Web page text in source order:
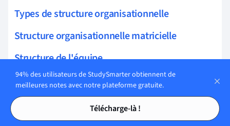
Tables des matières
Tables des matières
Types de structure organisationnelle
Structure organisationnelle matricielle
Structure de l'équipe
Stratégie organisationnelle
Méthodes de recrutement
94% des utilisateurs de StudySmarter obtiennent de
meilleures notes avec notre plateforme gratuite.
Télécharge-là !